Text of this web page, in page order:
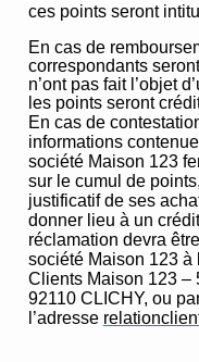
ces points seront
En cas de
correspondants
n’ont pas fait l’objet
les points seront
En cas de
informations
société Maison 123
sur le cumul de
justificatif de ses
donner lieu à un
réclamation devra
société Maison 123 à
Clients Maison 123 –
92110 CLICHY, ou
l’adresse